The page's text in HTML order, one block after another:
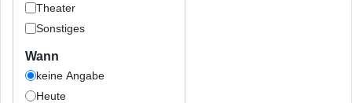
Theater
Sonstiges
Wann
keine Angabe
Heute